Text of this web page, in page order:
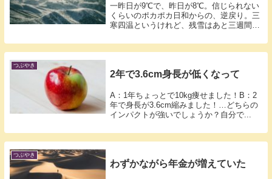
一昨日が9℃で、昨日が8℃。信じられない
くらいのポカポカ日和からの、逆戻り。三
寒四温というけれど、残雪はあと三週間ほ
つぶやき
2年で3.6cm身長が低くなって
A：1年ちょっとで10kg痩せました！B：2
年で身長が3.6cm縮みました！…どちらの
インパクトが強いでしょうか？自分で...
つぶやき
わずかながら年金が増えていた